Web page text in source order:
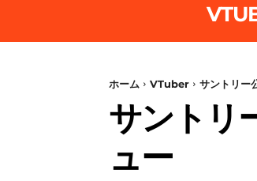
ホーム VTuber サントリー
サントリ
ュー